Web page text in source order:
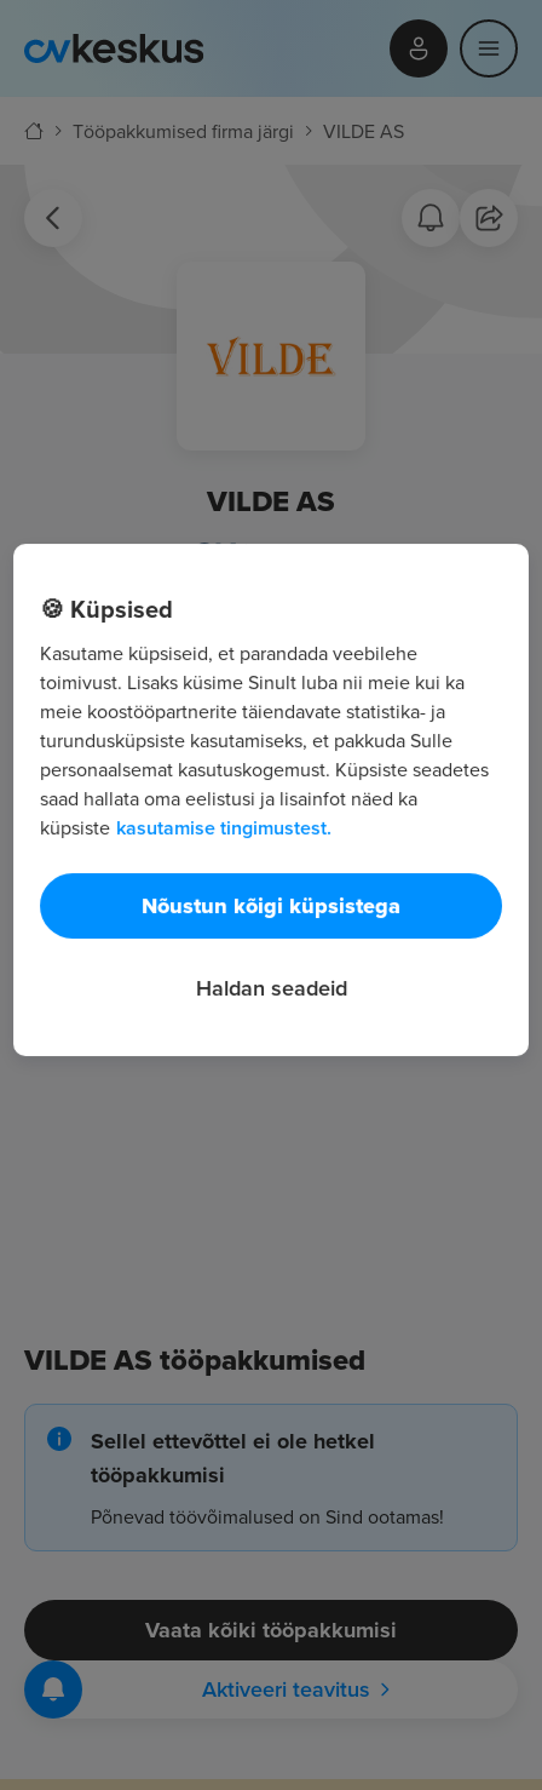
Tööpakkumised firma järgi VILDE AS
VILDE AS
Kõik tööpakkumised
Tööpakkuja tutvustus
17
Töötajate arv
Jaekaubandus; v.a mootorsõidukid ja mootorrattad
VILDE AS tööpakkumised
Sellel ettevõttel ei ole hetkel
tööpakkumisi
Põnevad töövõimalused on Sind ootamas!
Vaata kõiki tööpakkumisi
Aktiveeri teavitus
🍪 Küpsised
Kasutame küpsiseid, et parandada veebilehe
toimivust. Lisaks küsime Sinult luba nii meie kui ka
meie koostööpartnerite täiendavate statistika- ja
turundusküpsiste kasutamiseks, et pakkuda Sulle
personaalsemat kasutuskogemust. Küpsiste seadetes
saad hallata oma eelistusi ja lisainfot näed ka
küpsiste kasutamise tingimustest.
Nõustun kõigi küpsistega
Haldan seadeid